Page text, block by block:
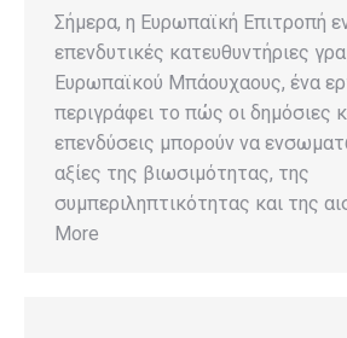
Σήμερα, η Ευρωπαϊκή Επιτροπή
επενδυτικές κατευθυντήριες
Ευρωπαϊκού Μπάουχαους, ένα
περιγράφει το πώς οι δημόσιες
επενδύσεις μπορούν να
αξίες της βιωσιμότητας, της
συμπεριληπτικότητας και της
More